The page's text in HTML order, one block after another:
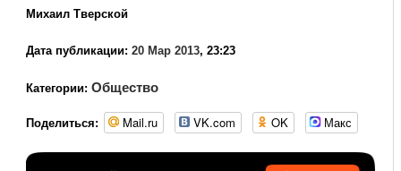
Михаил Тверской
Дата публикации: 20 Мар 2013, 23:23
Категории: Общество
Поделиться: Mail.ru VK.com OK Макс